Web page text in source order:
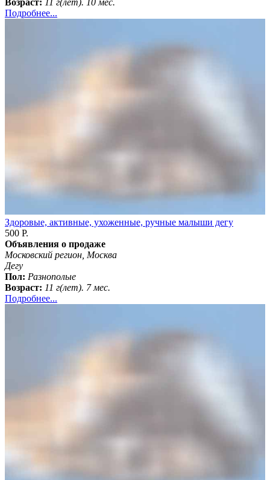
Подробнее...
Здоровые, активные, ухоженные, ручные малыши дегу
500 Р.
Объявления о продаже
Московский регион, Москва
Дегу
Пол: Разнополые
Возраст: 11 г(лет). 7 мес.
Подробнее...